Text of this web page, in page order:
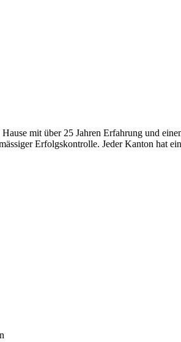
mit über 25 Jahren Erfahrung und
Erfolgskontrolle. Jeder Kanton hat